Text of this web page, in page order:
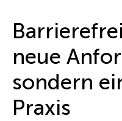
neue
sondern
Praxis